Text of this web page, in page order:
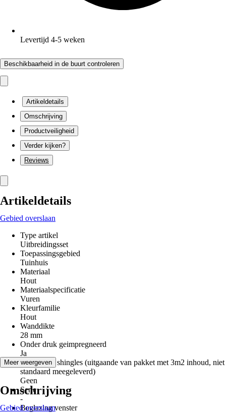
Levertijd 4-5 weken
Beschikbaarheid in de buurt controleren
Artikeldetails
Omschrijving
Productveiligheid
Verder kijken?
Reviews
Artikeldetails
Gebied overslaan
Type artikel
Uitbreidingsset
Toepassingsgebied
Tuinhuis
Materiaal
Hout
Materiaalspecificatie
Vuren
Kleurfamilie
Hout
Wanddikte
28 mm
Onder druk geimpregneerd
Ja
Benodigde shingles (uitgaande van pakket met 3m2 inhoud, niet
standaard meegeleverd)
Geen
Serie
-
Beglazing venster
Meer weergeven
Omschrijving
Gebied overslaan